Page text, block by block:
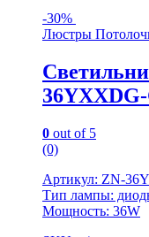
-30%
Люстры
0 out of 5
(0)
Артикул: ZN-
Тип лампы:
Мощность: 36W